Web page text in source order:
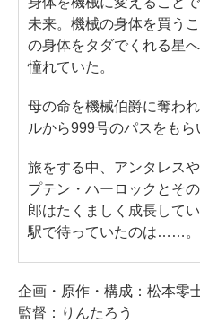
未来。機械の身体を買う
の身体をタダでくれる星
憧れていた。
母の命を機械伯爵に奪わ
ルから999号のパスをもら
旅をする中、アンタレス
プテン・ハーロックとそ
郎はたくましく成長して
駅で待っていたのは……。
企画・原作・構成：松本零
監督：りんたろう